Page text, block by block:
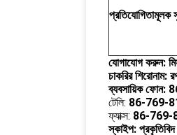
প্রতিযোগিতামূলক
যোগাযোগ করুন:
চাকরির শিরোনাম:
ব্যবসায়িক
টেলি: 86-769-
ফ্যাক্স: 86-769-
স্কাইপ: প্রকৃতিবিদ